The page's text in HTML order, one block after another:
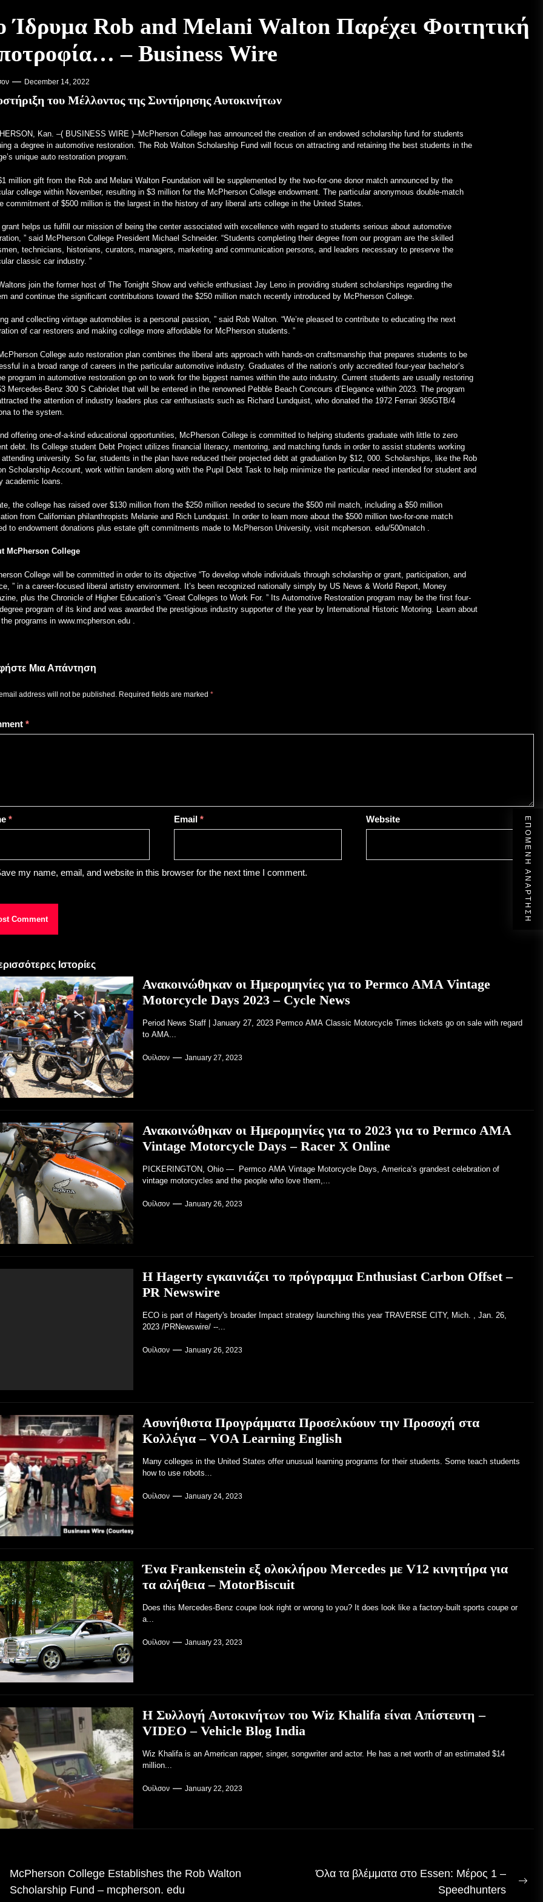
Mercedes με V12 κινητήρα για τα
αλήθεια – MotorBiscuit
Ανακοινώθηκαν οι Ημερομηνίες
για το 2023 για το Permco AMA
January 26, 2023
Offset – PR Newswire
Κολλέγια – VOA Learning English
Ένα Frankenstein εξ ολοκλήρου
αλήθεια – MotorBiscuit
January 23, 2023
Carbon Offset – PR Newswire
την Προσοχή στα Κολλέγια – VOA Learning English
με V12 κινητήρα για τα αλήθεια – MotorBiscuit
Ίδρυμα Rob and Melani Walton Παρέχει Φοιτητική
– Business Wire
December 14, 2022
του Μέλλοντος της Συντήρησης Αυτοκινήτων
Kan. –( BUSINESS WIRE)–McPherson College has announced the creation of an endowed scholarship fund for students
a degree in automotive restoration. The Rob Walton Scholarship Fund will focus on attracting and retaining the best students in the
unique auto restoration program.
million gift from the Rob and Melani Walton Foundation will be supplemented by the two-for-one donor match announced by the
college within November, resulting in $3 million for the McPherson College endowment. The particular anonymous double-match
commitment of $500 million is the largest in the history of any liberal arts college in the United States.
grant helps us fulfill our mission of being the center associated with excellence with regard to students serious about automotive
” said McPherson College President Michael Schneider. “Students completing their degree from our program are the skilled
technicians, historians, curators, managers, marketing and communication persons, and leaders necessary to preserve the
classic car industry. ”
join the former host of The Tonight Show and vehicle enthusiast Jay Leno in providing student scholarships regarding the
and continue the significant contributions toward the $250 million match recently introduced by McPherson College.
and collecting vintage automobiles is a personal passion, ” said Rob Walton. “We’re pleased to contribute to educating the next
of car restorers and making college more affordable for McPherson students. ”
College auto restoration plan combines the liberal arts approach with hands-on craftsmanship that prepares students to be
in a broad range of careers in the particular automotive industry. Graduates of the nation’s only accredited four-year bachelor’s
program in automotive restoration go on to work for the biggest names within the auto industry. Current students are usually restoring
Mercedes-Benz 300 S Cabriolet that will be entered in the renowned Pebble Beach Concours d’Elegance within 2023. The program
the attention of industry leaders plus car enthusiasts such as Richard Lundquist, who donated the 1972 Ferrari 365GTB/4
to the system.
offering one-of-a-kind educational opportunities, McPherson College is committed to helping students graduate with little to zero
debt. Its College student Debt Project utilizes financial literacy, mentoring, and matching funds in order to assist students working
attending university. So far, students in the plan have reduced their projected debt at graduation by $12, 000. Scholarships, like the Rob
Scholarship Account, work within tandem along with the Pupil Debt Task to help minimize the particular need intended for student and
academic loans.
the college has raised over $130 million from the $250 million needed to secure the $500 mil match, including a $50 million
from Californian philanthropists Melanie and Rich Lundquist. In order to learn more about the $500 million two-for-one match
to endowment donations plus estate gift commitments made to McPherson University, visit mcpherson. edu/500match .
McPherson College
College will be committed in order to its objective “To develop whole individuals through scholarship or grant, participation, and
” in a career-focused liberal artistry environment. It’s been recognized nationally simply by US News & World Report, Money
plus the Chronicle of Higher Education’s “Great Colleges to Work For. ” Its Automotive Restoration program may be the first four-
program of its kind and was awarded the prestigious industry supporter of the year by International Historic Motoring. Learn about
programs in www.mcpherson.edu .
Μια Απάντηση
address will not be published. Required fields are marked*
*
* Email* Website
my name, email, and website in this browser for the next time I comment. ΕΠΌΜΕΝΗ ΑΝΆΡΤΗΣΗ
Ιστορίες
Ανακοινώθηκαν οι Ημερομηνίες για το Permco AMA Vintage
Motorcycle Days 2023 – Cycle News
Period News Staff | January 27, 2023 Permco AMA Classic Motorcycle Times tickets go on sale with regard
to AMA...
Ουίλσον January 27, 2023
Ανακοινώθηκαν οι Ημερομηνίες για το 2023 για το Permco AMA
Vintage Motorcycle Days – Racer X Online
PICKERINGTON, Ohio — Permco AMA Vintage Motorcycle Days, America’s grandest celebration of
vintage motorcycles and the people who love them,...
Ουίλσον January 26, 2023
Η Hagerty εγκαινιάζει το πρόγραμμα Enthusiast Carbon Offset –
PR Newswire
ECO is part of Hagerty's broader Impact strategy launching this year TRAVERSE CITY, Mich. , Jan. 26,
2023 /PRNewswire/ --...
Ουίλσον January 26, 2023
Ασυνήθιστα Προγράμματα Προσελκύουν την Προσοχή στα
Κολλέγια – VOA Learning English
Many colleges in the United States offer unusual learning programs for their students. Some teach students
how to use robots...
Ουίλσον January 24, 2023
Ένα Frankenstein εξ ολοκλήρου Mercedes με V12 κινητήρα για
τα αλήθεια – MotorBiscuit
Does this Mercedes-Benz coupe look right or wrong to you? It does look like a factory-built sports coupe or
a...
Ουίλσον January 23, 2023
Η Συλλογή Αυτοκινήτων του Wiz Khalifa είναι Απίστευτη –
VIDEO – Vehicle Blog India
Wiz Khalifa is an American rapper, singer, songwriter and actor. He has a net worth of an estimated $14
million...
Ουίλσον January 22, 2023
McPherson College Establishes the Rob Walton
Scholarship Fund – mcpherson. edu
Όλα τα βλέμματα στο Essen: Μέρος 1 –
Speedhunters